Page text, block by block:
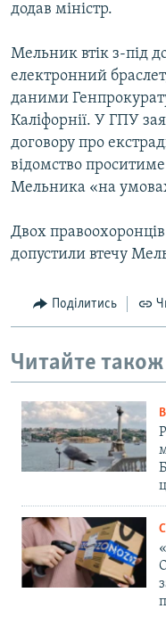
додав міністр.
Мельник втік з-під
електронний
даними
Каліфорнії. У ГПУ
договору про
відомство
Мельника «на
Двох
допустили втечу
Поділитись
Читайте також